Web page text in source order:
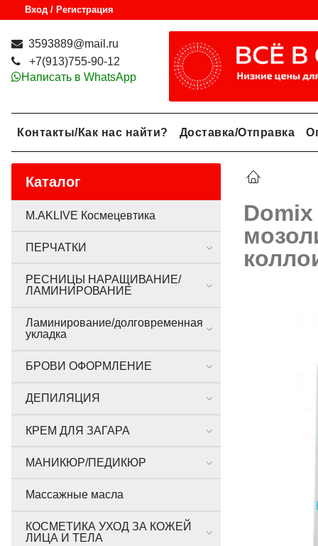
Вход / Регистрация
3593889@mail.ru
+7(913)755-90-12
Написать в WhatsApp
Контакты/Как нас найти? Доставка/Отправка
Каталог
M.AKLIVE Космецевтика
ПЕРЧАТКИ
РЕСНИЦЫ НАРАЩИВАНИЕ/
ЛАМИНИРОВАНИЕ
Ламинирование/долговременная
укладка
БРОВИ ОФОРМЛЕНИЕ
ДЕПИЛЯЦИЯ
КРЕМ ДЛЯ ЗАГАРА
МАНИКЮР/ПЕДИКЮР
Массажные масла
КОСМЕТИКА УХОД ЗА КОЖЕЙ
ЛИЦА И ТЕЛА